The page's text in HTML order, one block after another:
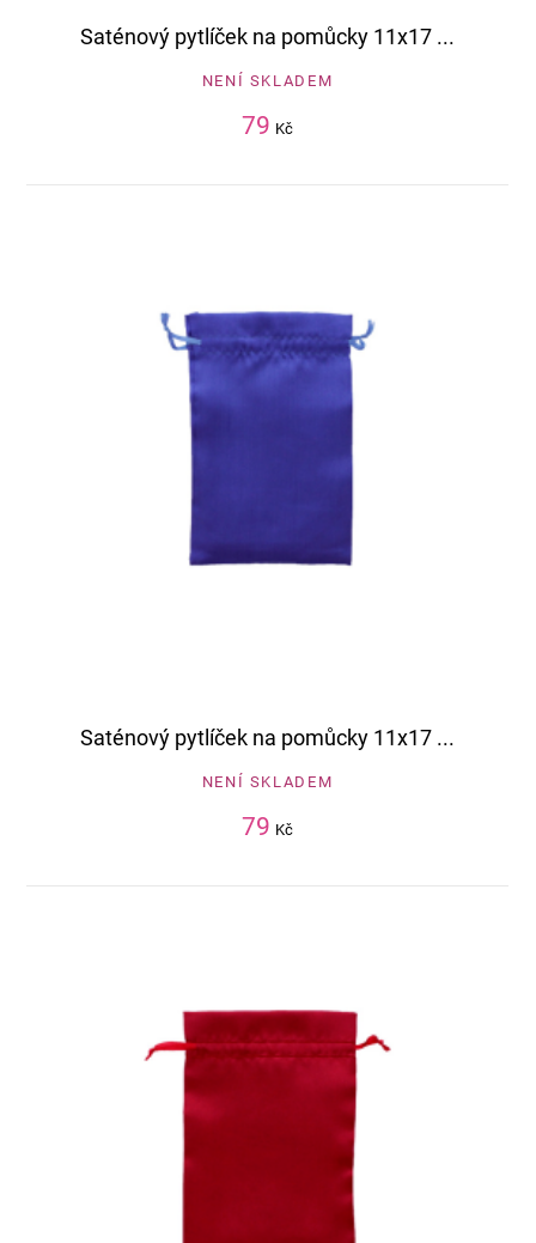
Saténový pytlíček na pomůcky 11x17 ...
NENÍ SKLADEM
79 Kč
Saténový pytlíček na pomůcky 11x17 ...
NENÍ SKLADEM
79 Kč